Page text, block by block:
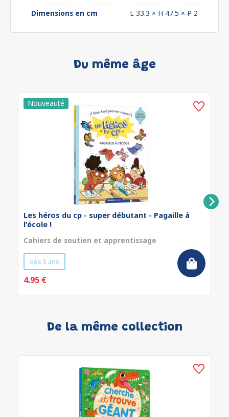
Dimensions en cm
L 33.3 × H 47.5 × P 2
Du même âge
Les héros du cp - super débutant - Pagaille à
l'école !
Cahiers de soutien et apprentissage
dès 5 ans
4.95 €
De la même collection